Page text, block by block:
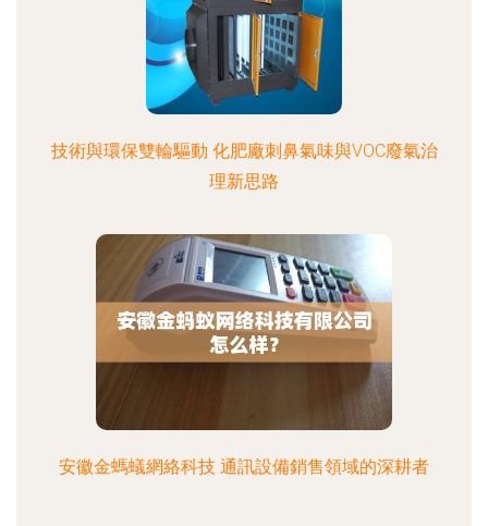
技術與環保雙輪驅動 化肥廠刺鼻氣味與VOC廢氣治
理新思路
安徽金螞蟻網絡科技 通訊設備銷售領域的深耕者